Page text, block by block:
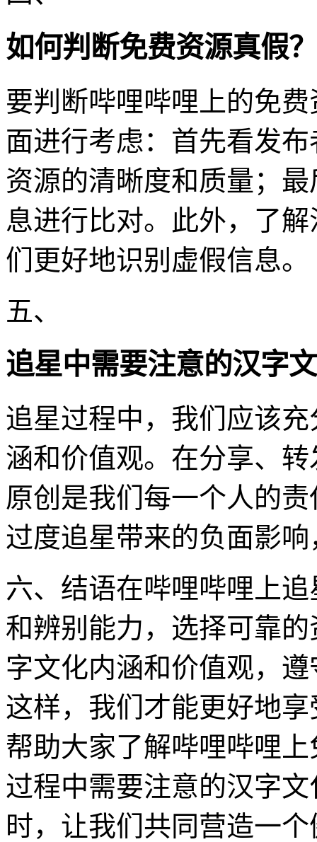
如何判断免费资源真假？
要判断哔哩哔哩上的免
面进行考虑：首先看发
资源的清晰度和质量；
息进行比对。此外，了
们更好地识别虚假信息。
五、
追星中需要注意的汉字
追星过程中，我们应该
涵和价值观。在分享、
原创是我们每一个人的
过度追星带来的负面影
六、结语在哔哩哔哩上
和辨别能力，选择可靠
字文化内涵和价值观，
这样，我们才能更好地
帮助大家了解哔哩哔哩
过程中需要注意的汉字
时，让我们共同营造一